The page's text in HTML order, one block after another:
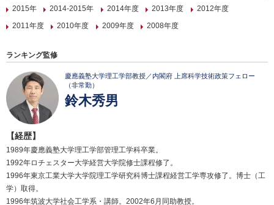
2015年
2014-2015年 2014年度 2013年度
2012年度
2011年度
2010年度 2009年度 2008年度
ランキング監修
慶應義塾大学理工学部教授／内閣府 上席科学技術政策フェロー
（非常勤）
鈴木秀男
【経歴】
1989年慶應義塾大学理工学部管理工学科卒業。
1992年ロチェスター大学経営大学院修士課程修了。
1996年東京工業大学大学院理工学研究科博士課程経営工学専攻修了。博士（工
学）取得。
1996年筑波大学社会工学系・講師。2002年6月同助教授。